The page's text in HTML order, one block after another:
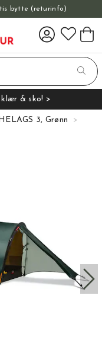
bytte (returinfo)
& sko! >
3, Grønn